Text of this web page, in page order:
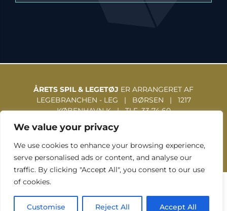
We value your privacy
We use cookies to enhance your browsing experience,
serve personalised ads or content, and analyse our
traffic. By clicking "Accept All", you consent to our use
of cookies.
Customise Reject All Accept All
ÅRETS SPIL & LEGETØJ ER ARRANGERET AF
LEGEBRANCHEN - LEG | BØRSEN | 1217
KØBENHAVN K | TLF. 33 74 60
31 | WWW.LEGEBRANCHEN.DK
Facebook